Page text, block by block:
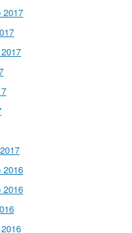
2017
2016
2016